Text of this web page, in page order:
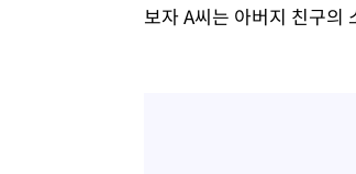
보자 A씨는 아버지 친구의